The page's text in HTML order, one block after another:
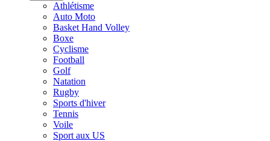
Athlétisme
Auto Moto
Basket Hand Volley
Boxe
Cyclisme
Football
Golf
Natation
Rugby
Sports d'hiver
Tennis
Voile
Sport aux US